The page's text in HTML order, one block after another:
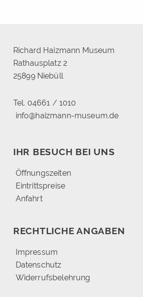
Richard Haizmann Museum
Rathausplatz 2
25899 Niebüll
Tel. 04661 / 1010
info@haizmann-museum.de
IHR BESUCH BEI UNS
Öffnungszeiten
Eintrittspreise
Anfahrt
RECHTLICHE ANGABEN
Impressum
Datenschutz
Widerrufsbelehrung